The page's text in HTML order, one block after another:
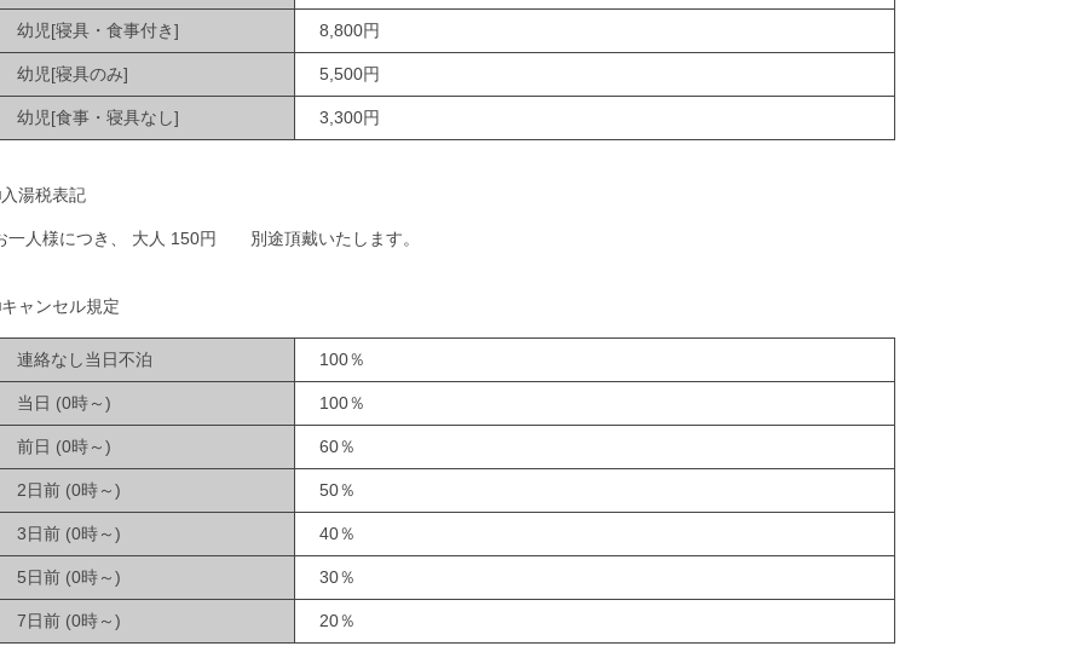
幼児[寝具・食事付き] 8,800円
幼児[寝具のみ] 5,500円
幼児[食事・寝具なし] 3,300円
湯税表記
一人様につき、 大人 150円 別途頂戴いたします。
ャンセル規定
連絡なし当日不泊 100％
当日 (0時～) 100％
前日 (0時～) 60％
2日前 (0時～) 50％
3日前 (0時～) 40％
5日前 (0時～) 30％
7日前 (0時～) 20％